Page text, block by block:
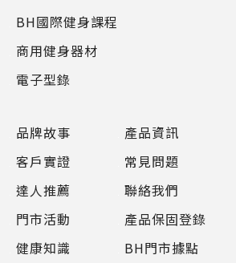
品牌故事
客戶實證
達人推薦
門市活動
健康知識
產品資訊
常見問題
聯絡我們
產品保固登錄
BH門市據點
BH國際健身課程
商用健身器材
電子型錄